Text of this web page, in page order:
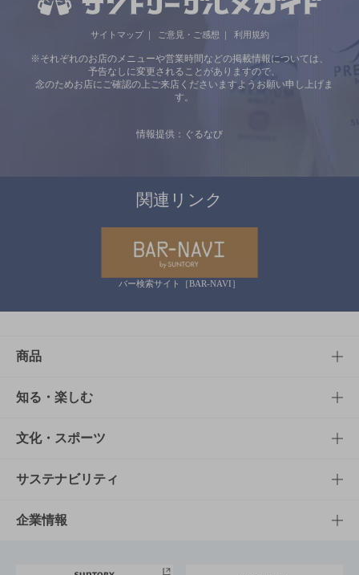
サイトマップ ご意見・ご感想 利用規約
※それぞれのお店のメニューや営業時間などの掲載情報については、
予告なしに変更されることがありますので、
念のためお店にご確認の上ご来店くださいますようお願い申し上げま
す。
情報提供：ぐるなび
関連リンク
バー検索サイト［BAR-NAVI］
商品
商品TOP
商品一覧
商品発売情報
栄養成分一覧
知る・楽しむ
知る・楽しむTOP
キャンペーン
工場見学
文化・スポーツ
文化・スポーツTOP
サントリーホール
サステナビリティ
サステナビリティTOP
企業情報